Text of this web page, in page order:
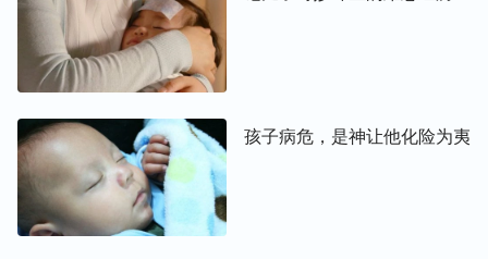
孩子病危，是神让他化险为夷